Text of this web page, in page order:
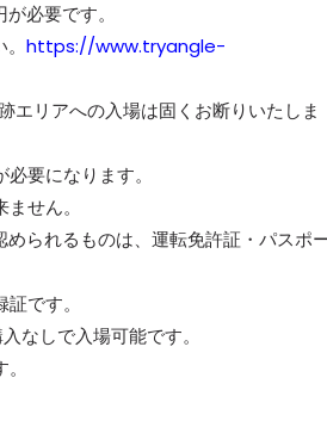
必要です。
https://www.tryangle-
エリアへの入場は固くお断りいたしま
要になります。
せん。
られるものは、運転免許証・パスポ
です。
しで入場可能です。